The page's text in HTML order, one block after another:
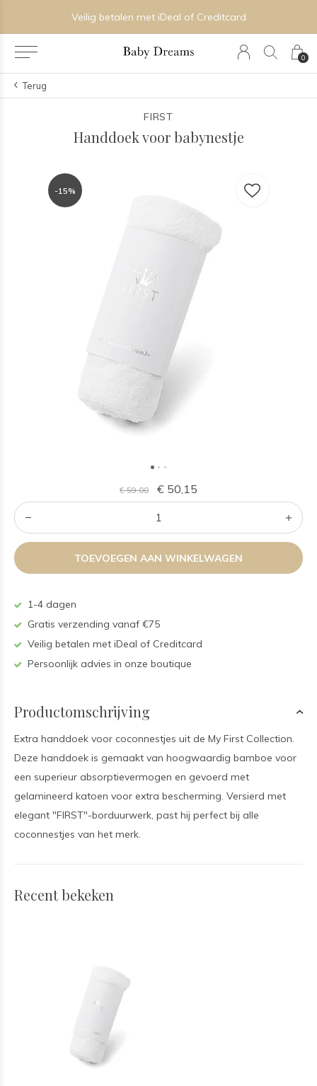
0
Veilig betalen met iDeal of Creditcard
Terug
FIRST
Handdoek voor babynestje
-15%
€ 59,00 € 50,15
TOEVOEGEN AAN WINKELWAGEN
1-4 dagen
Gratis verzending vanaf €75
Veilig betalen met iDeal of Creditcard
Persoonlijk advies in onze boutique
Productomschrijving
Extra handdoek voor coconnestjes uit de My First Collection.
Deze handdoek is gemaakt van hoogwaardig bamboe voor
een superieur absorptievermogen en gevoerd met
gelamineerd katoen voor extra bescherming. Versierd met
elegant "FIRST"-borduurwerk, past hij perfect bij alle
coconnestjes van het merk.
Recent bekeken